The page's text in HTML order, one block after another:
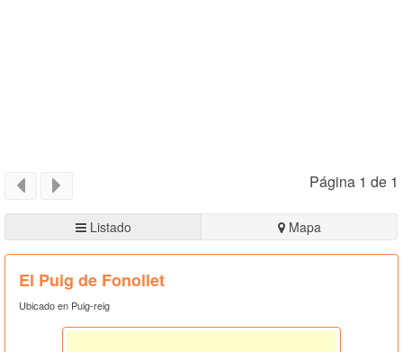
Página 1 de 1
Listado Mapa
El Puig de Fonollet
Ubicado en Puig-reig